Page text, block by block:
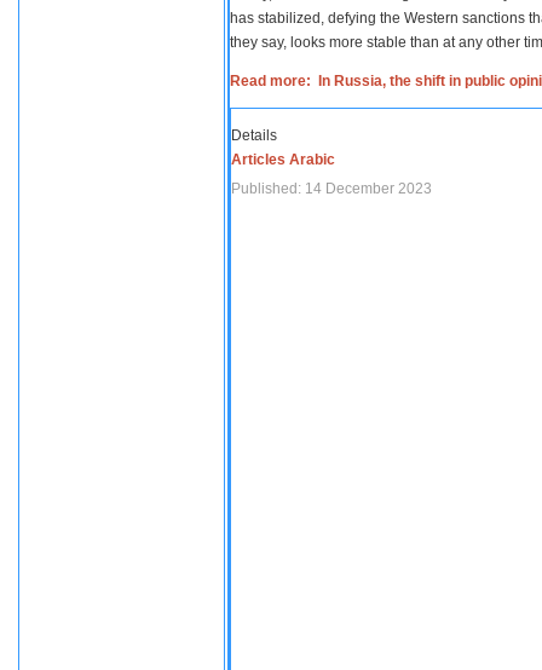
has stabilized, defying the Western sanctions
they say, looks more stable than at any other
Read more: In Russia, the shift in public
Details
Articles Arabic
Published: 14 December 2023